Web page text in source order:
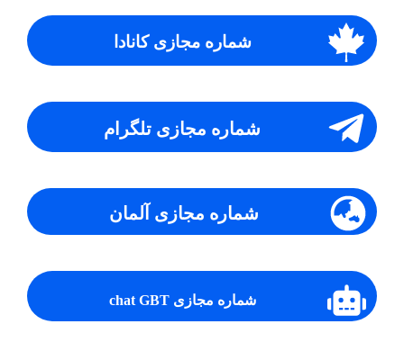
شماره مجازی کانادا
شماره مجازی تلگرام
شماره مجازی آلمان
شماره مجازی chat GBT